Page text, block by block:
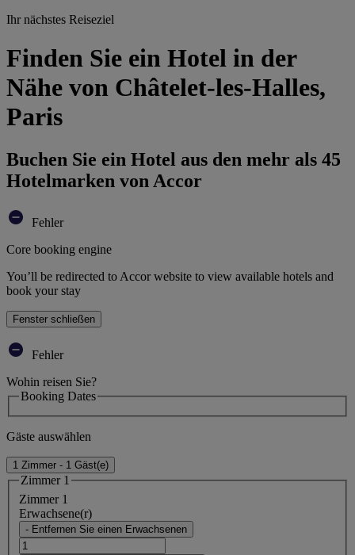
Ihr nächstes Reiseziel
Finden Sie ein Hotel in der
Nähe von Châtelet-les-Halles,
Paris
Buchen Sie ein Hotel aus den mehr als 45
Hotelmarken von Accor
Fehler
Core booking engine
You’ll be redirected to Accor website to view available hotels and
book your stay
Fenster schließen
Fehler
Wohin reisen Sie?
Booking Dates
Gäste auswählen
1 Zimmer - 1 Gäst(e)
Zimmer 1
Zimmer 1
Erwachsene(r)
- Entfernen Sie einen Erwachsenen